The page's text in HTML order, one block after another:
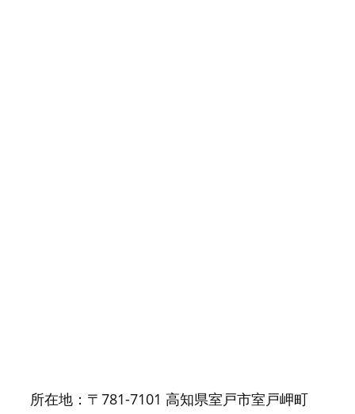
所在地：〒781-7101 高知県室戸市室戸岬町